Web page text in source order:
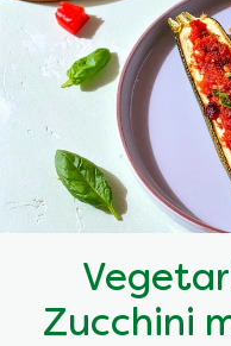
Zucchini